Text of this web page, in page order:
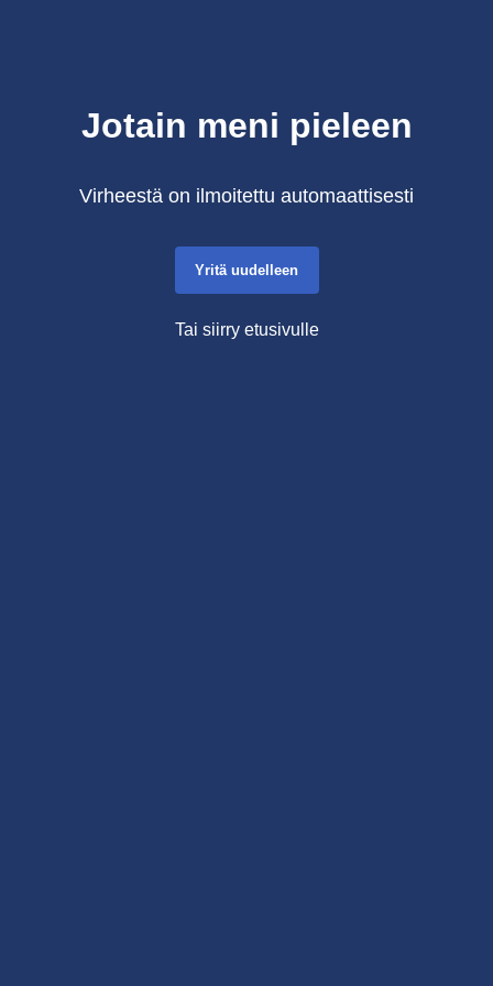
Jotain meni pieleen
Virheestä on ilmoitettu automaattisesti
Yritä uudelleen
Tai siirry etusivulle